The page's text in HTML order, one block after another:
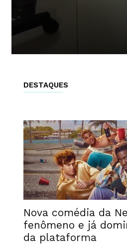
DESTAQUES
Nova comédia da
fenômeno e já
da plataforma